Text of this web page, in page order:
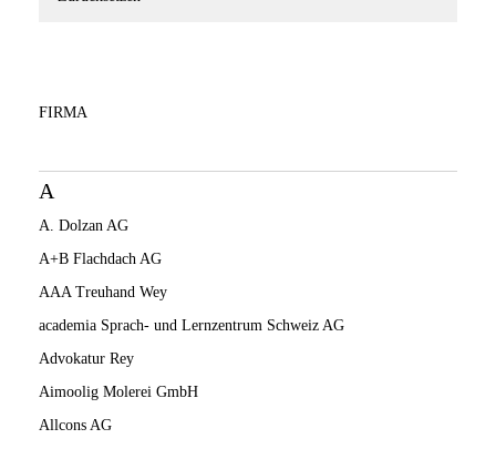
FIRMA
A
A. Dolzan AG
A+B Flachdach AG
AAA Treuhand Wey
academia Sprach- und Lernzentrum Schweiz AG
Advokatur Rey
Aimoolig Molerei GmbH
Allcons AG